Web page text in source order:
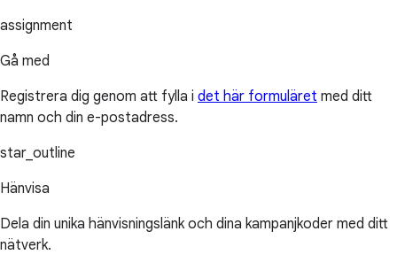
assignment
Gå med
Registrera dig genom att fylla i det här formuläret med ditt
namn och din e-postadress.
star_outline
Hänvisa
Dela din unika hänvisningslänk och dina kampanjkoder med ditt
nätverk.